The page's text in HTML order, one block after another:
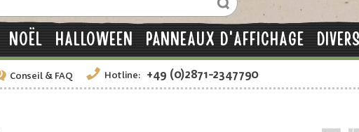
NOËL HALLOWEEN PANNEAUX D'AFFICHAGE DIVERS
Conseil& FAQ Hotline: +49 (0)2871-2347790